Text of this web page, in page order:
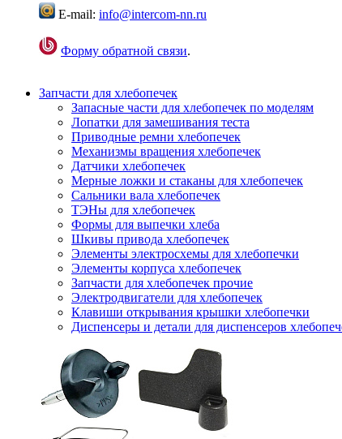
E-mail: info@intercom-nn.ru
Форму обратной связи.
Запчасти для хлебопечек
Запасные части для хлебопечек по моделям
Лопатки для замешивания теста
Приводные ремни хлебопечек
Механизмы вращения хлебопечек
Датчики хлебопечек
Мерные ложки и стаканы для хлебопечек
Сальники вала хлебопечек
ТЭНы для хлебопечек
Формы для выпечки хлеба
Шкивы привода хлебопечек
Элементы электросхемы для хлебопечки
Элементы корпуса хлебопечек
Запчасти для хлебопечек прочие
Электродвигатели для хлебопечек
Клавиши открывания крышки хлебопечки
Диспенсеры и детали для диспенсеров